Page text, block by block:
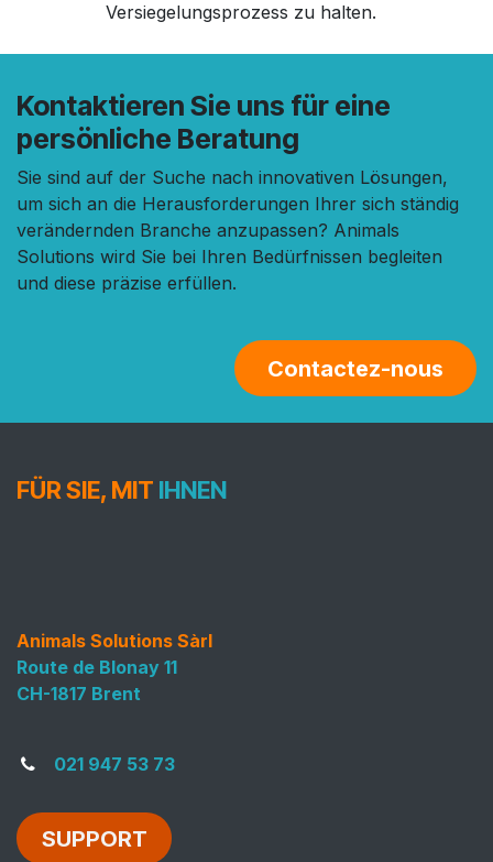
Versiegelungsprozess zu halten.
Kontaktieren Sie uns für eine
persönliche Beratung
Sie sind auf der Suche nach innovativen Lösungen,
um sich an die Herausforderungen Ihrer sich ständig
verändernden Branche anzupassen? Animals
Solutions wird Sie bei Ihren Bedürfnissen begleiten
und diese präzise erfüllen.
Contactez-nous
FÜR SIE, MIT IHNEN
Animals Solutions Sàrl
Route de Blonay 11
CH-1817 Brent
021 947 53 73
SUPPORT